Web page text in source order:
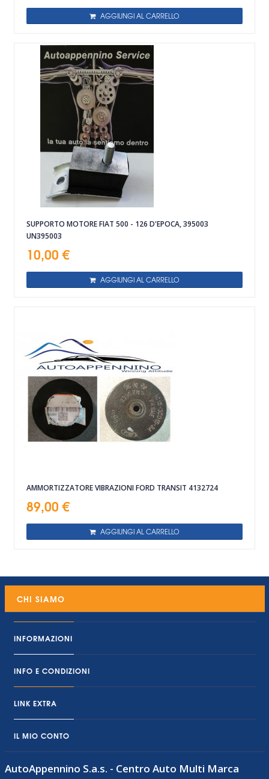
AGGIUNGI AL CARRELLO
SUPPORTO MOTORE FIAT 500 - 126 D'EPOCA, 395003
UN395003
10,00 €
AGGIUNGI AL CARRELLO
AMMORTIZZATORE VIBRAZIONI FORD TRANSIT 4132724
89,00 €
AGGIUNGI AL CARRELLO
CHI SIAMO
INFORMAZIONI
INFO E CONDIZIONI
LINK EXTRA
IL MIO CONTO
AutoAppennino S.a.s. - Centro Auto Multi Marca